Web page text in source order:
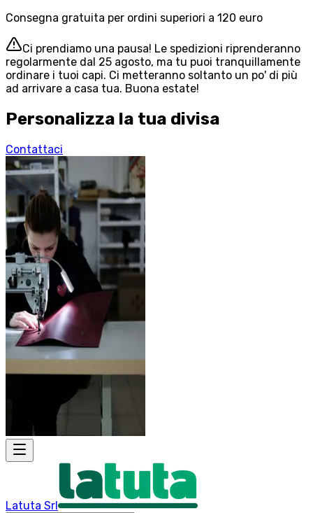
Consegna gratuita per ordini superiori a 120 euro
Ci prendiamo una pausa! Le spedizioni riprenderanno
regolarmente dal 25 agosto, ma tu puoi tranquillamente
ordinare i tuoi capi. Ci metteranno soltanto un po' di più
ad arrivare a casa tua. Buona estate!
Personalizza la tua divisa
Contattaci
Latuta Srl